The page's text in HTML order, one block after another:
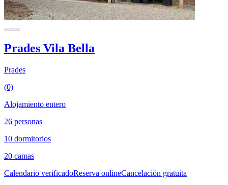
Prades Vila Bella
Prades
(0)
Alojamiento entero
26 personas
10 dormitorios
20 camas
Calendario verificadoReserva onlineCancelación gratuita